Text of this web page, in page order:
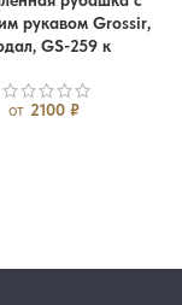
5456 Упаковка
рукавом Grossir,
GS-259 к
от 2100 ₽